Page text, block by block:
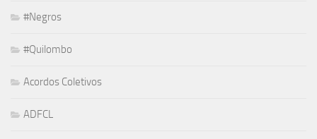
#Negros
#Quilombo
Acordos Coletivos
ADFCL